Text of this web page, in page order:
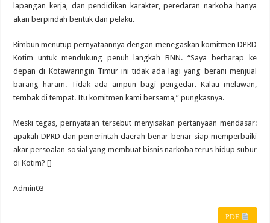
lapangan kerja, dan pendidikan karakter, peredaran narkoba hanya
akan berpindah bentuk dan pelaku.
Rimbun menutup pernyataannya dengan menegaskan komitmen DPRD
Kotim untuk mendukung penuh langkah BNN. “Saya berharap ke
depan di Kotawaringin Timur ini tidak ada lagi yang berani menjual
barang haram. Tidak ada ampun bagi pengedar. Kalau melawan,
tembak di tempat. Itu komitmen kami bersama,” pungkasnya.
Meski tegas, pernyataan tersebut menyisakan pertanyaan mendasar:
apakah DPRD dan pemerintah daerah benar-benar siap memperbaiki
akar persoalan sosial yang membuat bisnis narkoba terus hidup subur
di Kotim? []
Admin03
PDF